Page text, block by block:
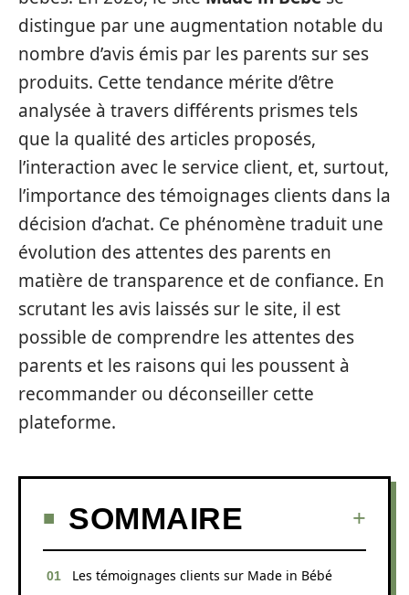
distingue par une augmentation notable du
nombre d’avis émis par les parents sur ses
produits. Cette tendance mérite d’être
analysée à travers différents prismes tels
que la qualité des articles proposés,
l’interaction avec le service client, et, surtout,
l’importance des témoignages clients dans la
décision d’achat. Ce phénomène traduit une
évolution des attentes des parents en
matière de transparence et de confiance. En
scrutant les avis laissés sur le site, il est
possible de comprendre les attentes des
parents et les raisons qui les poussent à
recommander ou déconseiller cette
plateforme.
SOMMAIRE
Les témoignages clients sur Made in Bébé